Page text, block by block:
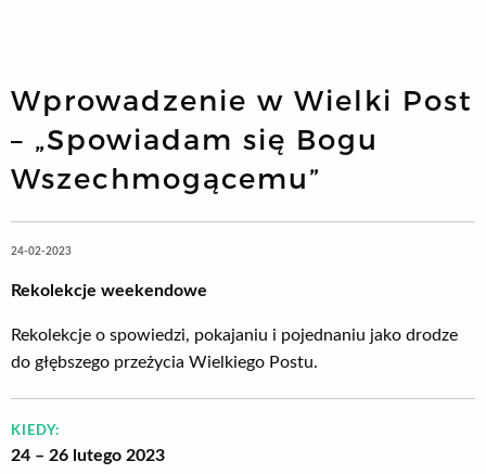
Wprowadzenie w Wielki Post
– „Spowiadam się Bogu
Wszechmogącemu”
24-02-2023
Rekolekcje weekendowe
Rekolekcje o spowiedzi, pokajaniu i pojednaniu jako drodze
do głębszego przeżycia Wielkiego Postu.
KIEDY:
24 – 26 lutego 2023